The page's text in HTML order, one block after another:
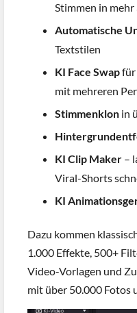
Stimmen in mehr
Automatische
Textstilen
KI Face Swapfür
mit mehreren
Stimmenklon in
KI Clip Maker –
Viral-Shorts
KI
Dazu kommen
1.000 Effekte, 500+
Video-Vorlagen und
mit über 50.000 Fotos